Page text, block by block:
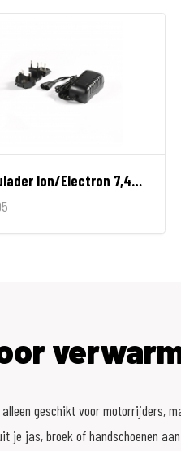
Acculader Ion/Electron 7,4V 2A
geschikt voor motorrijders,
je jas, broek of handschoenen